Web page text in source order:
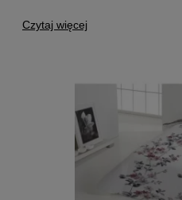
Czytaj więcej